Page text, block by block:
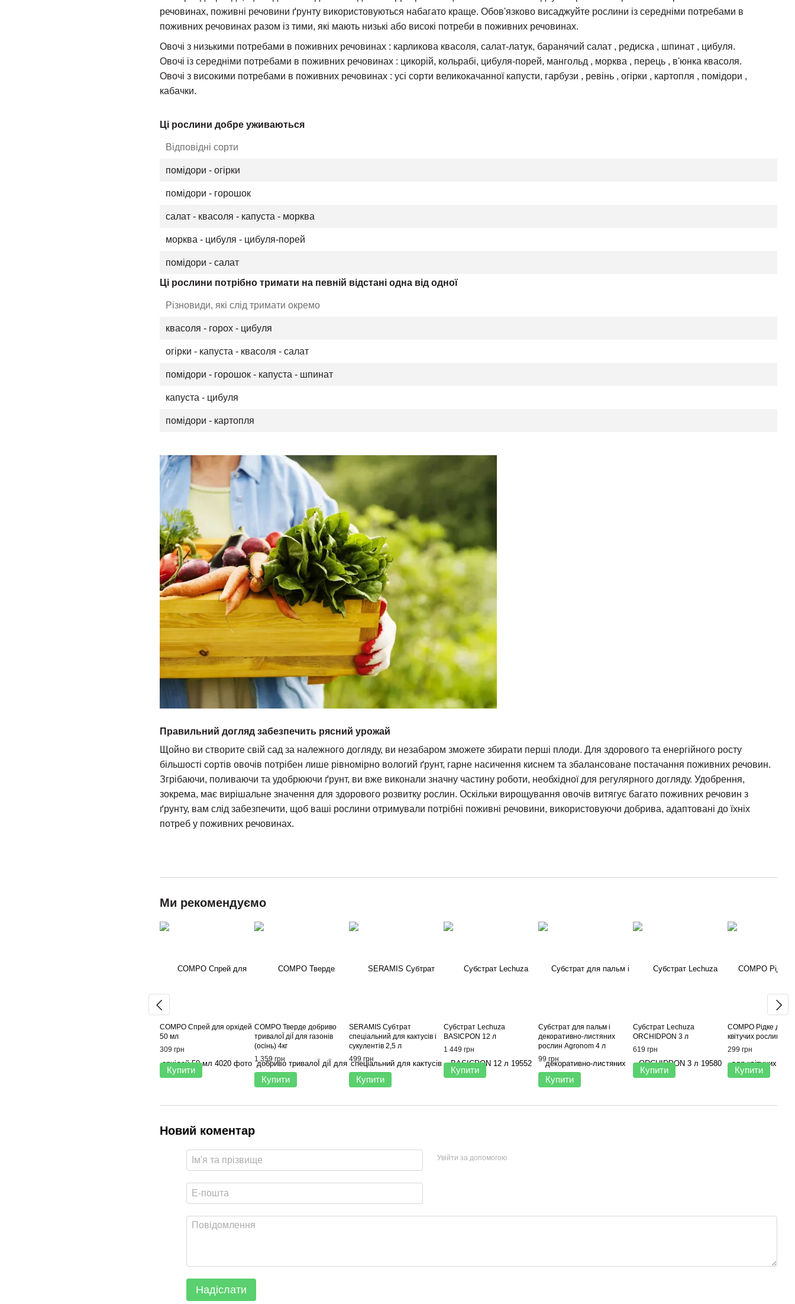
речовинах, поживні речовини ґрунту використовуються набагато краще. Обов'язково висаджуйте рослини із середніми потребами в
поживних речовинах разом із тими, які мають низькі або високі потреби в поживних речовинах.
Овочі з низькими потребами в поживних речовинах : карликова квасоля, салат-латук, баранячий салат , редиска , шпинат , цибуля.
Овочі із середніми потребами в поживних речовинах : цикорій, кольрабі, цибуля-порей, мангольд , морква , перець , в'юнка квасоля.
Овочі з високими потребами в поживних речовинах : усі сорти великокачанної капусти, гарбузи , ревінь , огірки , картопля , помідори ,
кабачки.
Ці рослини добре уживаються
Відповідні сорти
помідори - огірки
помідори - горошок
салат - квасоля - капуста - морква
морква - цибуля - цибуля-порей
помідори - салат
Ці рослини потрібно тримати на певній відстані одна від одної
Різновиди, які слід тримати окремо
квасоля - горох - цибуля
огірки - капуста - квасоля - салат
помідори - горошок - капуста - шпинат
капуста - цибуля
помідори - картопля
Правильний догляд забезпечить рясний урожай
Щойно ви створите свій сад за належного догляду, ви незабаром зможете збирати перші плоди. Для здорового та енергійного росту
більшості сортів овочів потрібен лише рівномірно вологий ґрунт, гарне насичення киснем та збалансоване постачання поживних речовин.
Згрібаючи, поливаючи та удобрюючи ґрунт, ви вже виконали значну частину роботи, необхідної для регулярного догляду. Удобрення,
зокрема, має вирішальне значення для здорового розвитку рослин. Оскільки вирощування овочів витягує багато поживних речовин з
ґрунту, вам слід забезпечити, щоб ваші рослини отримували потрібні поживні речовини, використовуючи добрива, адаптовані до їхніх
потреб у поживних речовинах.
Ми рекомендуємо
COMPO Спрей для орхідей
50 мл
309 грн
Купити
COMPO Тверде добриво
тривалоЇ діЇ для газонів
(осінь) 4кг
1 359 грн
Купити
SERAMIS Субтрат
спеціальний для кактусів і
сукулентів 2,5 л
499 грн
Купити
Субстрат Lechuza
BASICPON 12 л
1 449 грн
Купити
Субстрат для пальм і
декоративно-листяних
рослин Agronom 4 л
99 грн
Купити
Субстрат Lechuza
ORCHIDPON 3 л
619 грн
Купити
COMPO Рідке
квітучих рослин
299 грн
Купити
Новий коментар
Увійти за допомогою
Надіслати